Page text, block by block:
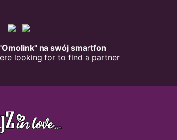
na swój smartfon
looking for to find a partner